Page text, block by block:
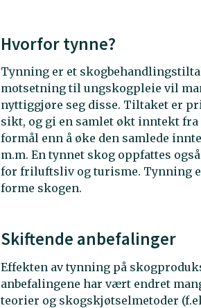
Hvorfor tynne?
Tynning er et
motsetning til ungskogpleie vil
nyttiggjøre seg disse. Tiltaket er
sikt, og gi en samlet økt inntekt
formål enn å øke den samlede
m.m. En tynnet skog oppfattes
for friluftsliv og turisme. Tynning
forme skogen.
Skiftende anbefalinger
Effekten av tynning på
anbefalingene har vært endret
teorier og skogskjøtselmetoder